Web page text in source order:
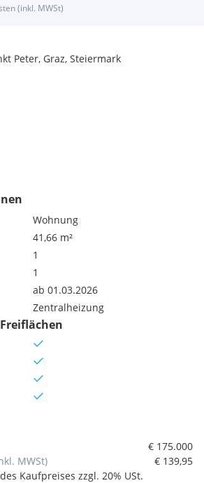
(inkl. MWSt)
Peter, Graz, Steiermark
Wohnung
41,66 m²
1
1
ab 01.03.2026
Zentralheizung
€ 175.000
MWSt)
€ 139,95
Kaufpreises zzgl. 20% USt.